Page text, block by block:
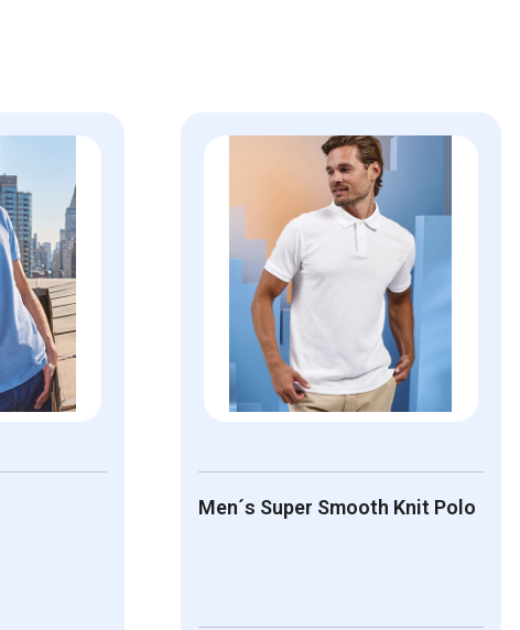
Men´s Super Smooth Knit Polo